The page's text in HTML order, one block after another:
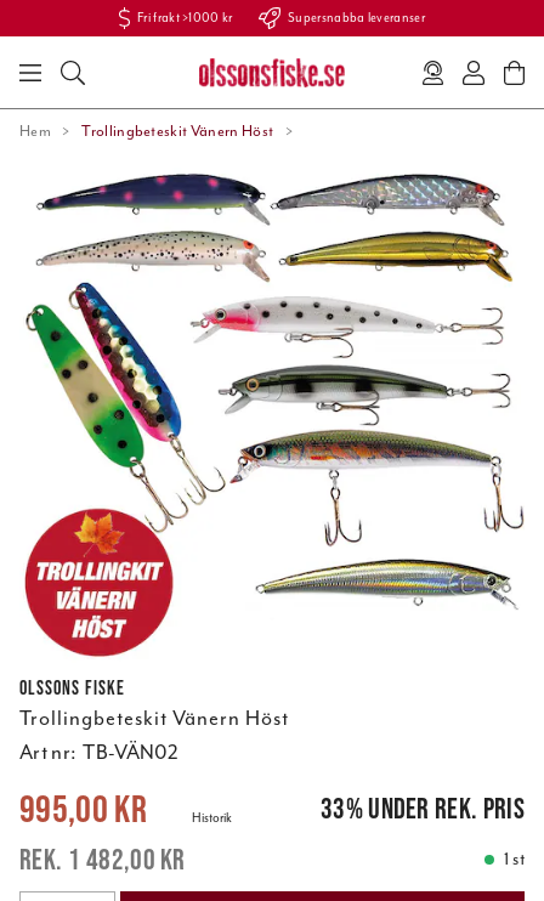
Fri frakt >1000 kr Supersnabba leveranser
Hem Trollingbeteskit Vänern Höst
Olssons Fiske
Trollingbeteskit Vänern Höst
Art nr: TB-VÄN02
Nuvarande pris:995,00 kr 1 482,00 kr
995,00 kr
1 482,00 kr
Historik 33%under rek. pris
1 st